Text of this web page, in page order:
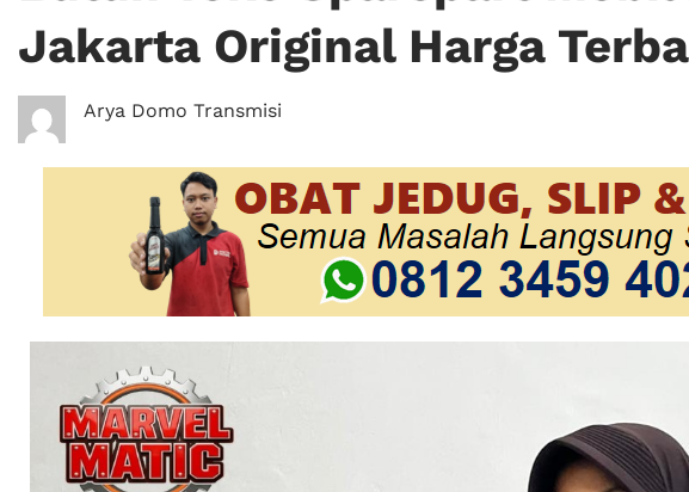
Jakarta Original Harga
Arya Domo Transmisi